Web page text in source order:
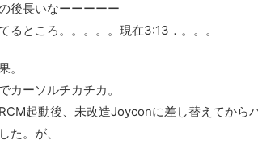
後長いなーーーーー
るところ。。。。。現在3:13．。。。
。
カーソルチカチカ。
起動後、未改造Joyconに差し替えてから
た。が、